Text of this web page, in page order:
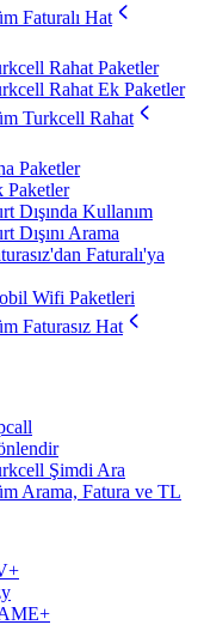
Faturalı Hat
Rahat Paketler
Rahat Ek Paketler
Turkcell Rahat
Paketler
Paketler
Dışında Kullanım
Dışını Arama
Faturalı'ya
Wifi Paketleri
Faturasız Hat
Şimdi Ara
Arama, Fatura ve TL